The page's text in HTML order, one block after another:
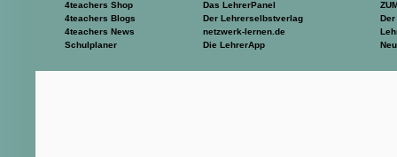
4teachers Shop
4teachers Blogs
4teachers News
Schulplaner
Das LehrerPanel
Der Lehrerselbstverlag
netzwerk-lernen.de
Die LehrerApp